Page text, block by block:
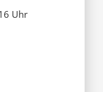
Uhr